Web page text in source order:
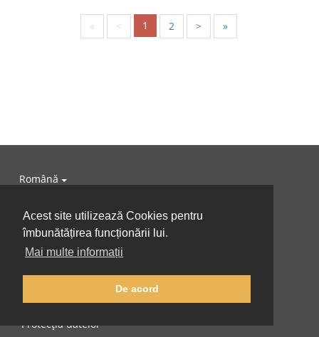
Acest site utilizează Cookies pentru
îmbunătățirea funcționării lui.
Mai multe informații
De acord
« < 1 2 > »
Română
Despre noi
Echipă
Protecția datelor